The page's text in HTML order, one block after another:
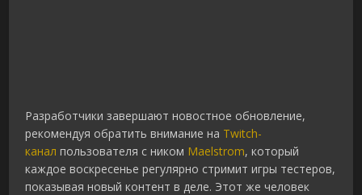
Разработчики завершают новостное обновление,
рекомендуя обратить внимание на Twitch-
канал пользователя с ником Maelstrom, который
каждое воскресенье регулярно стримит игры тестеров,
показывая новый контент в деле. Этот же человек